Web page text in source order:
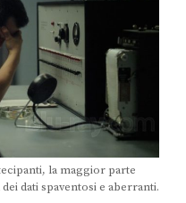
la maggior parte
dati spaventosi e aberranti.